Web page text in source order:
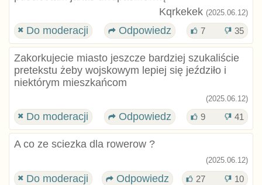
Kqrkekek (2025.06.12)
Do moderacji Odpowiedz 7 35
Zakorkujecie miasto jeszcze bardziej szukaliście
pretekstu żeby wojskowym lepiej się jeździło i
niektórym mieszkańcom
(2025.06.12)
Do moderacji Odpowiedz 9 41
A co ze sciezka dla rowerow ?
(2025.06.12)
Do moderacji Odpowiedz 27 10